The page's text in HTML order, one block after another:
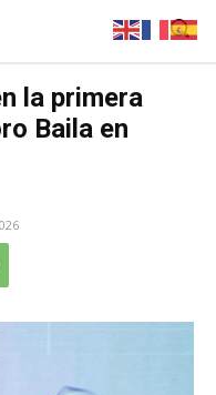
la primera
Baila en